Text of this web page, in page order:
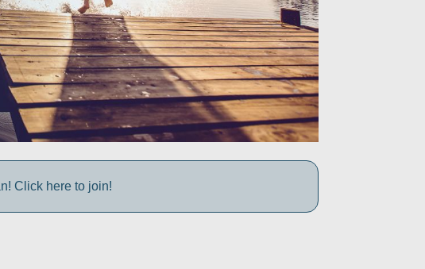
Click here to join!